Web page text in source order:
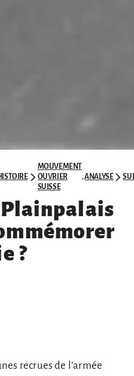
MOUVEMENT
OUVRIER
SUISSE
,ANALYSE
?
recrues de l’armée